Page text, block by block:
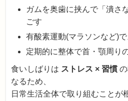
ガムを奥歯に挟んで「潰さ
ごす
有酸素運動(マラソンなど)
定期的に整体で首・顎周り
食いしばりは ストレス × 習慣
なるため、
日常生活全体で取り組むことが